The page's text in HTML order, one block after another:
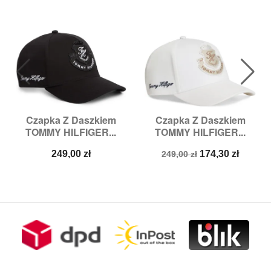
Czapka Z Daszkiem
TOMMY HILFIGER...
Cena
249,00 zł
Czapka Z Daszkiem
TOMMY HILFIGER...
Cena
249,00 zł Cena
174,30 zł